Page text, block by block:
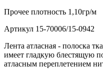
Прочее плотность 1,10гр/м
Артикул 15-70006/15-0942
Лента атласная - полоска
имеет гладкую блестящую
атласным переплетением